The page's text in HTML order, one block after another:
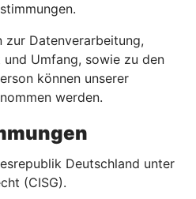
zur Datenverarbeitung,
Umfang, sowie zu den
können unserer
werden.
Deutschland unter
(CISG).